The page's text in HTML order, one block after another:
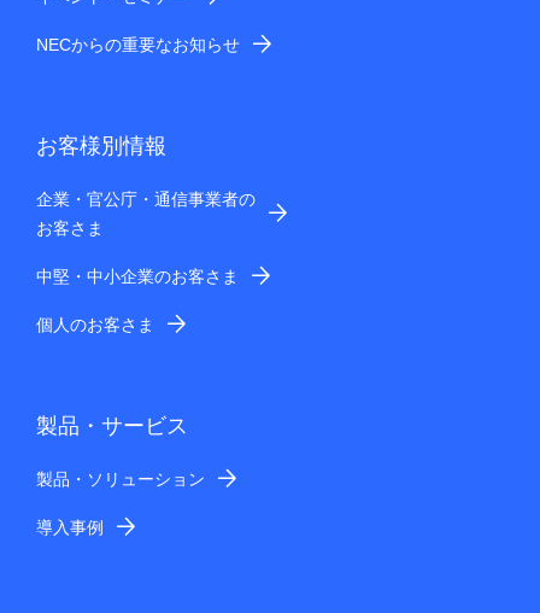
NECからの重要なお知らせ
お客様別情報
企業・官公庁・通信事業者の
お客さま
中堅・中小企業のお客さま
個人のお客さま
製品・サービス
製品・ソリューション
導入事例